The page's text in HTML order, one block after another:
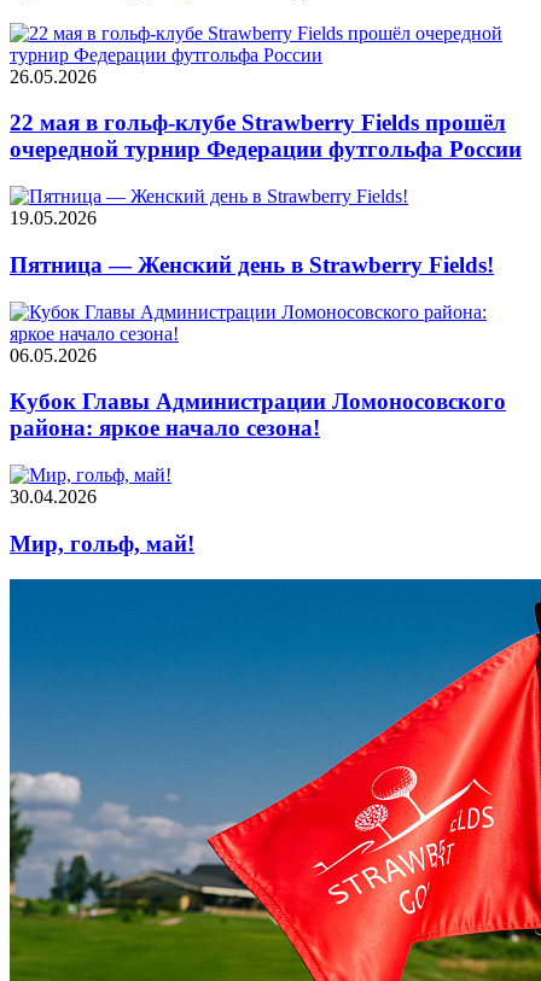
26.05.2026
22 мая в гольф-клубе Strawberry Fields прошёл
очередной турнир Федерации футгольфа России
19.05.2026
Пятница — Женский день в Strawberry Fields!
06.05.2026
Кубок Главы Администрации Ломоносовского
района: яркое начало сезона!
30.04.2026
Мир, гольф, май!